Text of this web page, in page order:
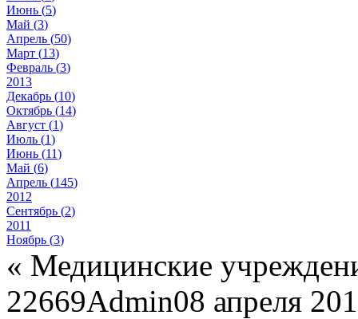
Июнь (5)
Май (3)
Апрель (50)
Март (13)
Февраль (3)
2013
Декабрь (10)
Октябрь (14)
Август (1)
Июль (1)
Июнь (11)
Май (6)
Апрель (145)
2012
Сентябрь (2)
2011
Ноябрь (3)
« Медицинские
22669Admin08 апреля